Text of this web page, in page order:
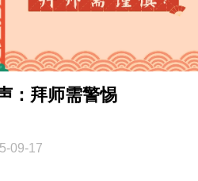
：拜师需警惕
09-17